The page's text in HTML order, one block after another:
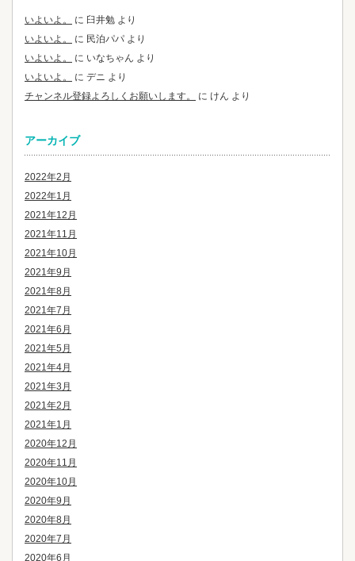
いよいよ。 に 臼井勉 より
いよいよ。
に 民泊パパ より
いよいよ。
に いなちゃん より
いよいよ。
に デニ より
チャンネル登録よろしくお願いします。
に けん より
アーカイブ
2022年2月
2022年1月
2021年12月
2021年11月
2021年10月
2021年9月
2021年8月
2021年7月
2021年6月
2021年5月
2021年4月
2021年3月
2021年2月
2021年1月
2020年12月
2020年11月
2020年10月
2020年9月
2020年8月
2020年7月
2020年6月